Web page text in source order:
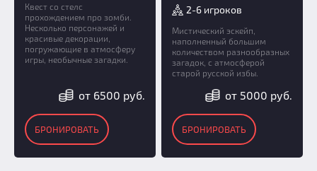
Квест со стелс
прохождением про зомби.
Несколько персонажей и
красивые декорации,
погружающие в атмосферу
игры, необычные загадки.
от 6500 руб.
БРОНИРОВАТЬ
2-6 игроков
Мистический эскейп,
наполненный большим
количеством разнообразных
загадок, с атмосферой
старой русской избы.
от 5000 руб.
БРОНИРОВАТЬ